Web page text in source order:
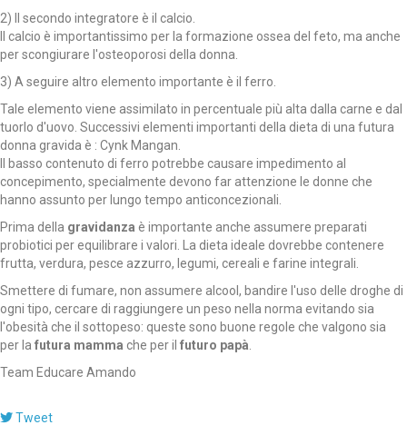
2) Il secondo integratore è il calcio.
Il calcio è importantissimo per la formazione ossea del feto, ma anche
per scongiurare l'osteoporosi della donna.
3) A seguire altro elemento importante è il ferro.
Tale elemento viene assimilato in percentuale più alta dalla carne e dal
tuorlo d'uovo. Successivi elementi importanti della dieta di una futura
donna gravida è : Cynk Mangan.
Il basso contenuto di ferro potrebbe causare impedimento al
concepimento, specialmente devono far attenzione le donne che
hanno assunto per lungo tempo anticoncezionali.
Prima della gravidanza è importante anche assumere preparati
probiotici per equilibrare i valori. La dieta ideale dovrebbe contenere
frutta, verdura, pesce azzurro, legumi, cereali e farine integrali.
Smettere di fumare, non assumere alcool, bandire l'uso delle droghe di
ogni tipo, cercare di raggiungere un peso nella norma evitando sia
l'obesità che il sottopeso: queste sono buone regole che valgono sia
per la futura mamma che per il futuro papà
Team Educare Amando
Tweet